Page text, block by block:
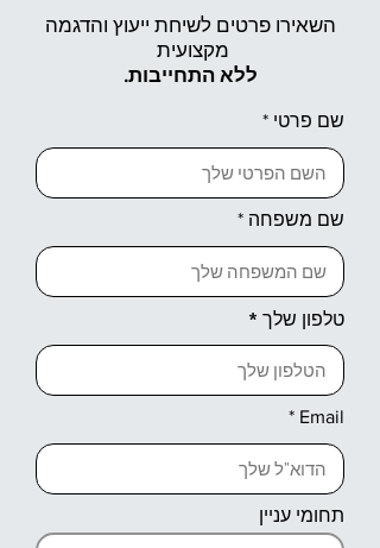
השאירו פרטים לשיחת ייעוץ והדגמה
מקצועית
ללא התחייבות.
שם פרטי
שם משפחה
טלפון שלך
Email
תחומי עניין